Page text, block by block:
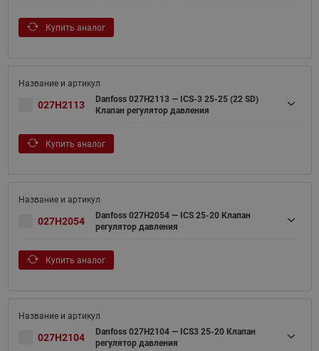
Купить аналог
027H2113
Danfoss 027H2113 — ICS-3 25-25 (22 SD)
Клапан регулятор давления
Купить аналог
027H2054
Danfoss 027H2054 — ICS 25-20 Клапан
регулятор давления
Купить аналог
027H2104
Danfoss 027H2104 — ICS3 25-20 Клапан
регулятор давления